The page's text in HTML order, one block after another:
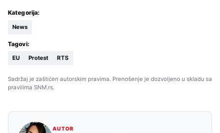
Kategorija:
News
Tagovi:
EU Protest RTS
Sadržaj je zaštićen autorskim pravima. Prenošenje je dozvoljeno u skladu sa
pravilima SNM.rs.
AUTOR